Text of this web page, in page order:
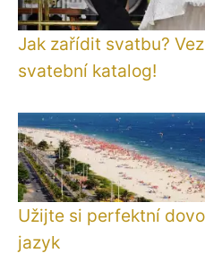
Jak zařídit svatbu?
svatební katalog!
Užijte si perfektní
jazyk